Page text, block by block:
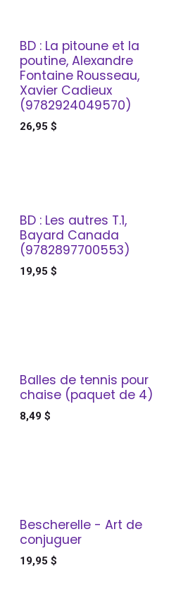
BD : La pitoune et la
poutine, Alexandre
Fontaine Rousseau,
Xavier Cadieux
(9782924049570)
26,95 $
BD : Les autres T.1,
Bayard Canada
(9782897700553)
19,95 $
Balles de tennis pour
chaise (paquet de 4)
8,49$
Bescherelle - Art de
conjuguer
19,95 $